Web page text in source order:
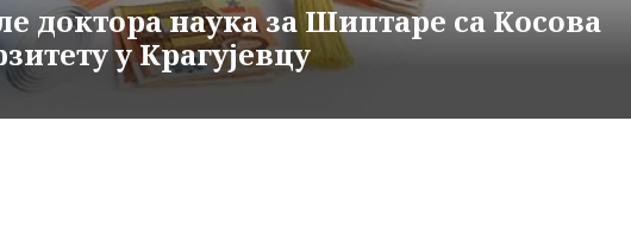
доктора наука за Шиптаре са Косова
у Крагујевцу